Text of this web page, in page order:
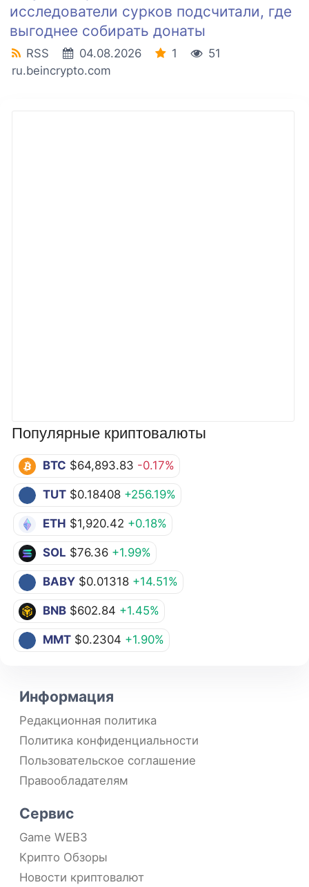
Популярные криптовалюты
BTC $64,893.83 -0.17%
TUT $0.18408 +256.19%
ETH $1,920.42 +0.18%
SOL $76.36 +1.99%
BABY $0.01318 +14.51%
BNB $602.84 +1.45%
MMT $0.2304 +1.90%
исследователи сурков подсчитали, где
выгоднее собирать донаты
RSS 04.08.2026 1
51
ru.beincrypto.com
Информация
Редакционная политика
Политика конфиденциальности
Пользовательское соглашение
Правообладателям
Сервис
Game WEB3
Крипто Обзоры
Новости криптовалют